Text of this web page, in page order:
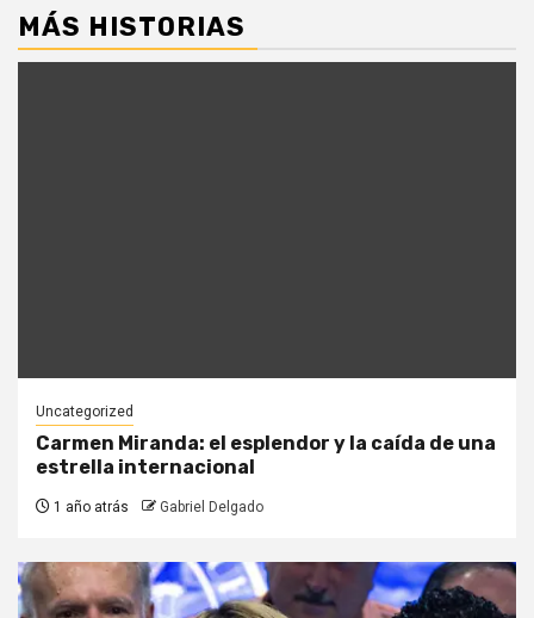
MÁS HISTORIAS
Uncategorized
Carmen Miranda: el esplendor y la caída de una
estrella internacional
1 año atrás Gabriel Delgado